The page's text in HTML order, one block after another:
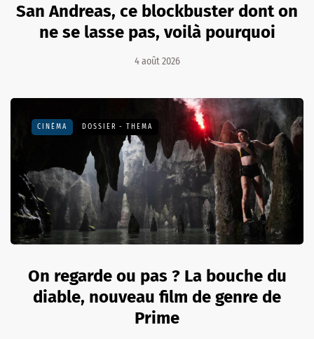
San Andreas, ce blockbuster dont on
ne se lasse pas, voilà pourquoi
4 août 2026
CINÉMA DOSSIER - THEMA
On regarde ou pas ? La bouche du
diable, nouveau film de genre de
Prime